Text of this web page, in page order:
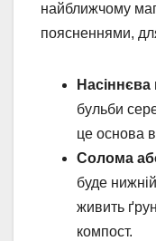
найближчому
поясненнями,
Насіннєва
бульби
це основа
Солома
буде
живить
компост.